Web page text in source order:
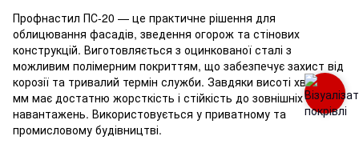
Профнастил ПС-20 — це практичне рішення для
облицювання фасадів, зведення огорож та стінових
конструкцій. Виготовляється з оцинкованої сталі з
можливим полімерним покриттям, що забезпечує захист від
корозії та тривалий термін служби. Завдяки висоті хвилі 20
мм має достатню жорсткість і стійкість до зовнішніх
навантажень. Використовується у приватному та
промисловому будівництві.